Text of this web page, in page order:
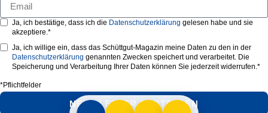
Ja, ich bestätige, dass ich die Datenschutzerklärung gelesen habe und sie
akzeptiere.*
Ja, ich willige ein, dass das Schüttgut-Magazin meine Daten zu den in der
Datenschutzerklärung genannten Zwecken speichert und verarbeitet. Die
Speicherung und Verarbeitung Ihrer Daten können Sie jederzeit widerrufen.*
*Pflichtfelder
NEWSLETTER BESTELLEN